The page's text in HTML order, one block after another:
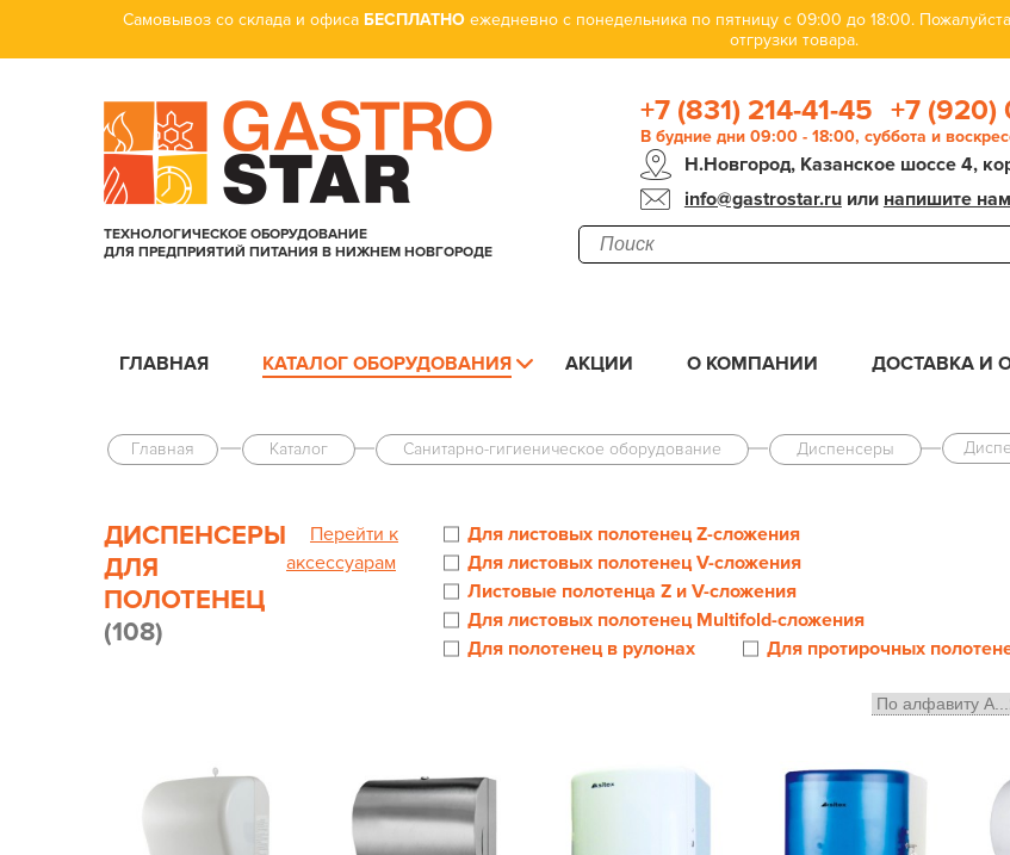
Самовывоз со склада и офиса БЕСПЛАТНО ежедневно с понедельника по пятницу с 09:00 до 18:00.
отгрузки товара.
ТЕХНОЛОГИЧЕСКОЕ ОБОРУДОВАНИЕ
ДЛЯ ПРЕДПРИЯТИЙ ПИТАНИЯ В НИЖНЕМ НОВГОРОДЕ
+7 (831) 214-41-45 +7 (920)
В будние дни 09:00 - 18:00, суббота и
Н.Новгород, Казанское шоссе 4,
info@gastrostar.ruили напишите нам
ГЛАВНАЯ КАТАЛОГ ОБОРУДОВАНИЯ АКЦИИ О КОМПАНИИ ДОСТАВКА И
Главная Каталог Санитарно-гигиеническое оборудование Диспенсеры
ДИСПЕНСЕРЫ
ДЛЯ
ПОЛОТЕНЕЦ
(108)
Перейти к
аксессуарам
Для листовых полотенец Z-сложения
Для листовых полотенец V-сложения
Листовые полотенца Z и V-сложения
Для листовых полотенец Multifold-сложения
Для полотенец в рулонах
Для протирочных